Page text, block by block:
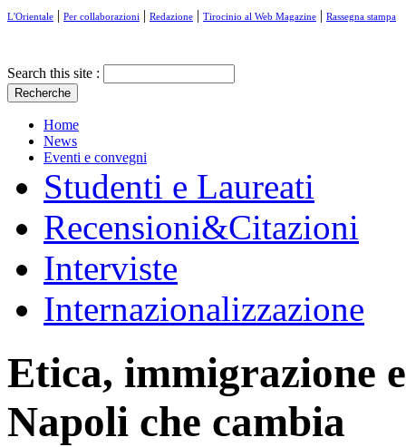
L'Orientale | Per collaborazioni | Redazione | Tirocinio al Web Magazine | Rassegna stampa
Search this site :
Home
News
Eventi e convegni
Studenti e Laureati
Recensioni&Citazioni
Interviste
Internazionalizzazione
Etica, immigrazione
Napoli che cambia